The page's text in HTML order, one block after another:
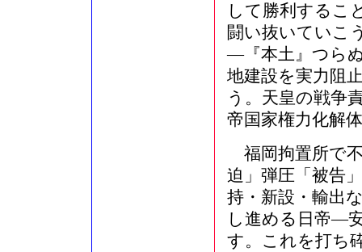
して勝利するこ
闘い抜いていこ
―『本土』つら
地建設を実力阻
う。天皇の戦争
帝国家権力化解
福岡拘置所で
迫」弾圧「被告
持・新設・輸出
し進める日帝―
す。これを打ち